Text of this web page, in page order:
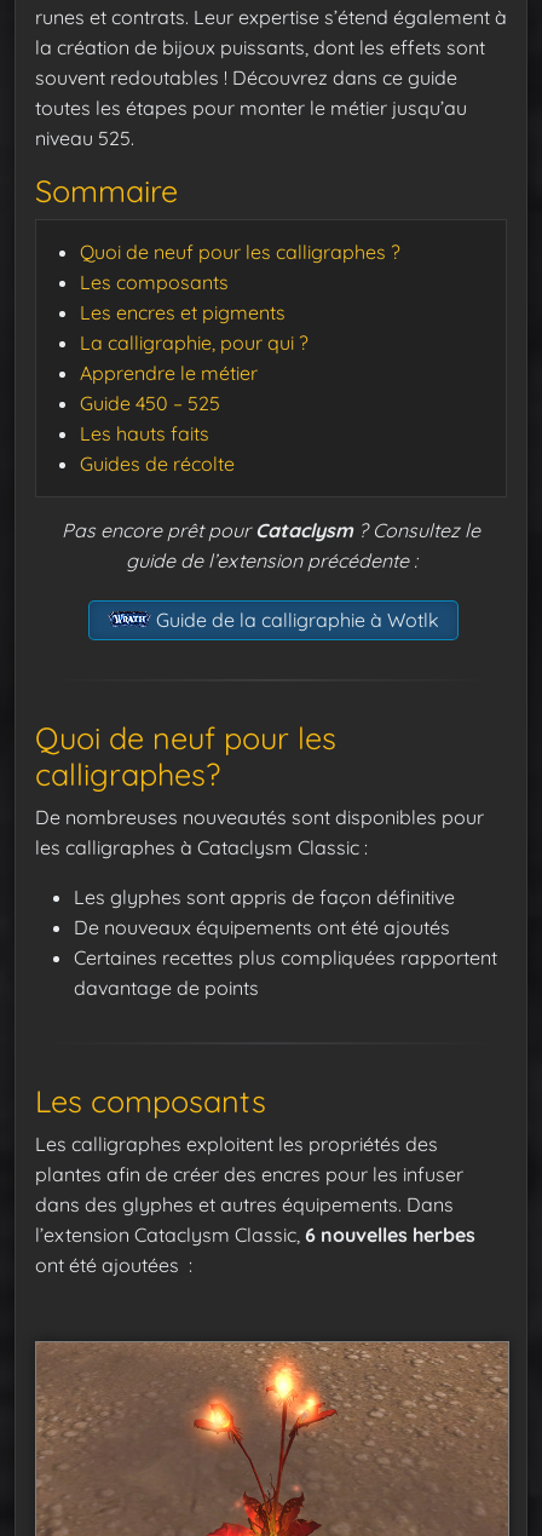
runes et contrats. Leur expertise s’étend également à
la création de bijoux puissants, dont les effets sont
souvent redoutables ! Découvrez dans ce guide
toutes les étapes pour monter le métier jusqu’au
niveau 525.
Sommaire
Quoi de neuf pour les calligraphes ?
Les composants
Les encres et pigments
La calligraphie, pour qui ?
Apprendre le métier
Guide 450 – 525
Les hauts faits
Guides de récolte
Pas encore prêt pourCataclysm? Consultez le
guide de l’extension précédente :
Guide de la calligraphie à Wotlk
Quoi de neuf pour les
calligraphes?
De nombreuses nouveautés sont disponibles pour
les calligraphes à Cataclysm Classic :
Les glyphes sont appris de façon définitive
De nouveaux équipements ont été ajoutés
Certaines recettes plus compliquées rapportent
davantage de points
Les composants
Les calligraphes exploitent les propriétés des
plantes afin de créer des encres pour les infuser
dans des glyphes et autres équipements. Dans
l’extension Cataclysm Classic, 6 nouvelles herbes
ont été ajoutées :